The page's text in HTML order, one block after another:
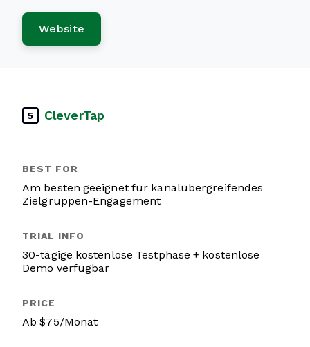
Website
5 CleverTap
Am besten geeignet für kanalübergreifendes
Zielgruppen-Engagement
30-tägige kostenlose Testphase + kostenlose
Demo verfügbar
Ab $75/Monat